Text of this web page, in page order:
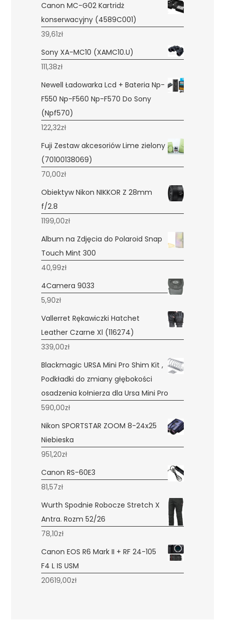
Canon MC-G02 Kartridż
konserwacyjny (4589C001)
39,61zł
Sony XA-MC10 (XAMC10.U)
111,38zł
Newell Ładowarka Lcd + Bateria Np-
F550 Np-F560 Np-F570 Do Sony
(Npf570)
122,32zł
Fuji Zestaw akcesoriów Lime zielony
(70100138069)
70,00zł
Obiektyw Nikon NIKKOR Z 28mm
f/2.8
1199,00zł
Album na Zdjęcia do Polaroid Snap
Touch Mint 300
40,99zł
4Camera 9033
5,90zł
Vallerret Rękawiczki Hatchet
Leather Czarne Xl (116274)
339,00zł
Blackmagic URSA Mini Pro Shim Kit ,
Podkładki do zmiany głębokości
osadzenia kołnierza dla Ursa Mini Pro
590,00zł
Nikon SPORTSTAR ZOOM 8-24x25
Niebieska
951,20zł
Canon RS-60E3
81,57zł
Wurth Spodnie Robocze Stretch X
Antra. Rozm 52/26
78,10zł
Canon EOS R6 Mark II + RF 24-105
F4 L IS USM
20619,00zł